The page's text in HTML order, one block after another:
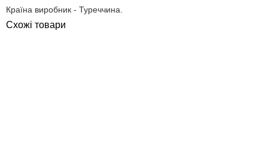
Країна виробник - Туреччина.
Схожі товари